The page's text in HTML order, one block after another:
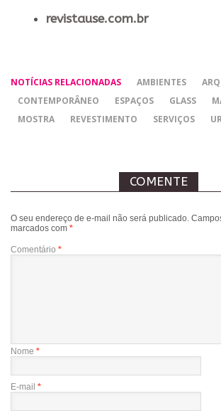
revistause.com.br
NOTÍCIAS RELACIONADAS AMBIENTES
CONTEMPORÂNEO
ESPAÇOS GLASS
MOSTRA
REVESTIMENTO SERVIÇOS
COMENTE
O seu endereço de e-mail não será publicado.
marcados com *
Comentário *
Nome *
E-mail *